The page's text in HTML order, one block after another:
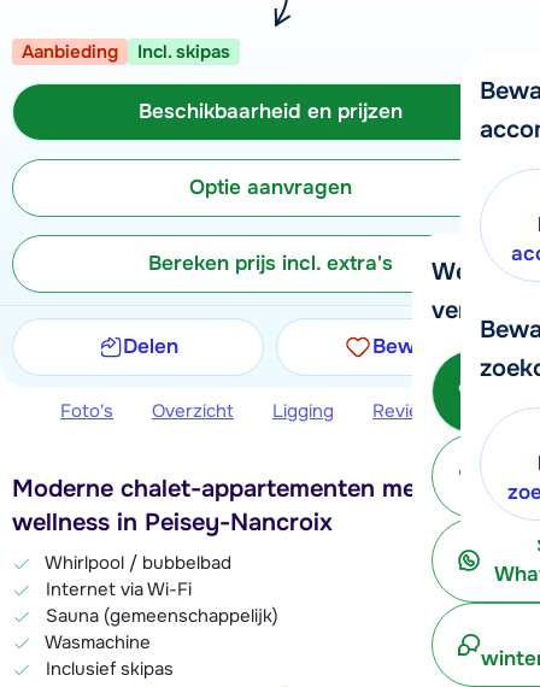
We
verder!
Aanbieding Incl. skipas
Beschikbaarheid en prijzen
Optie aanvragen
Bereken prijs incl. extra's
Delen Bewaren
Foto's Overzicht Ligging Reviews
Moderne chalet-appartementen met
wellness in Peisey-Nancroix
Whirlpool / bubbelbad
Internet via Wi-Fi
Sauna (gemeenschappelijk)
Wasmachine
Inclusief skipas